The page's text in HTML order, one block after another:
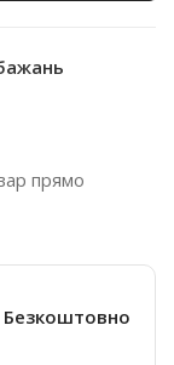
прямо
Безкоштовно